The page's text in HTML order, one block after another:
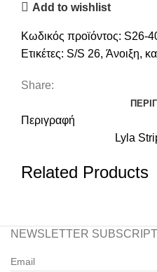
Add to wishlist
Κωδικός προϊόντος: S26-
Ετικέτες: S/S 26, Άνοιξη,
Share:
Περιγραφή
Lyla
Related Products
NEWSLETTER
Email